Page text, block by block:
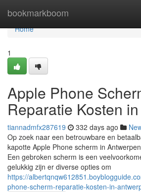
bookmarkboom
Home
Home
1
Apple Phone
Reparatie Kosten
tiannadmfx287619 332 days ago
Op zoek naar een betrouwbare en
kapotte Apple Phone scherm in
Een gebroken scherm is een
gelukkig zijn er diverse opties om
https://
phone-scherm-reparatie-kosten-in-